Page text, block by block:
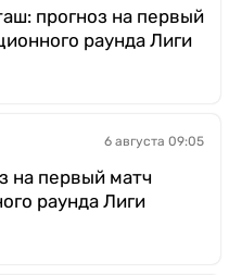
прогноз на первый
раунда Лиги
6 августа 09:05
на первый матч
раунда Лиги